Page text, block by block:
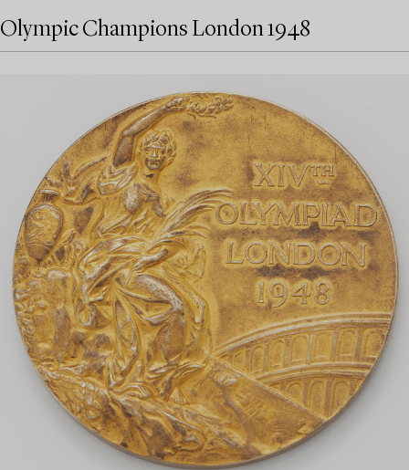
Olympic Champions London 1948